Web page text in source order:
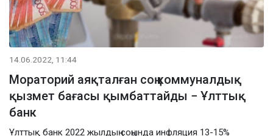
14.06.2022, 11:44
Мораторий аяқталған соң коммуналдық
қызмет бағасы қымбаттайды − Ұлттық
банк
Ұлттық банк 2022 жылдың соңында инфляция 13-15%